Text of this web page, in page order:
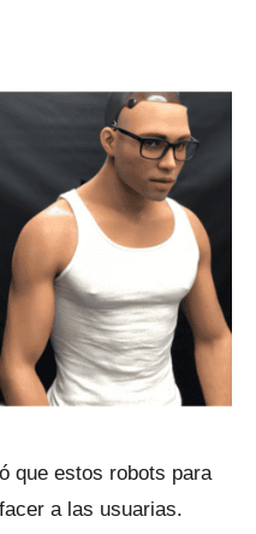
que estos robots para
a las usuarias.